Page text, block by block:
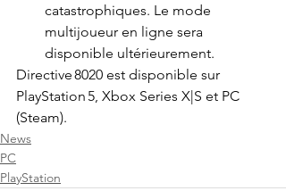
catastrophiques. Le mode
multijoueur en ligne sera
disponible ultérieurement.
Directive 8020 est disponible sur
PlayStation 5, Xbox Series X|S et PC
(Steam).
News
PC
PlayStation